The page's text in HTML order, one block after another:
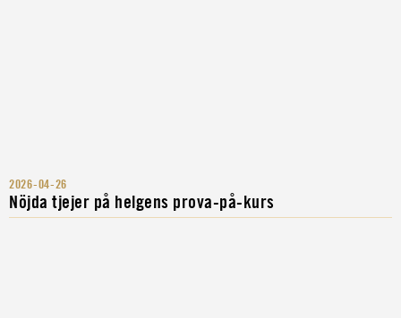
2026-04-26
Nöjda tjejer på helgens prova-på-kurs